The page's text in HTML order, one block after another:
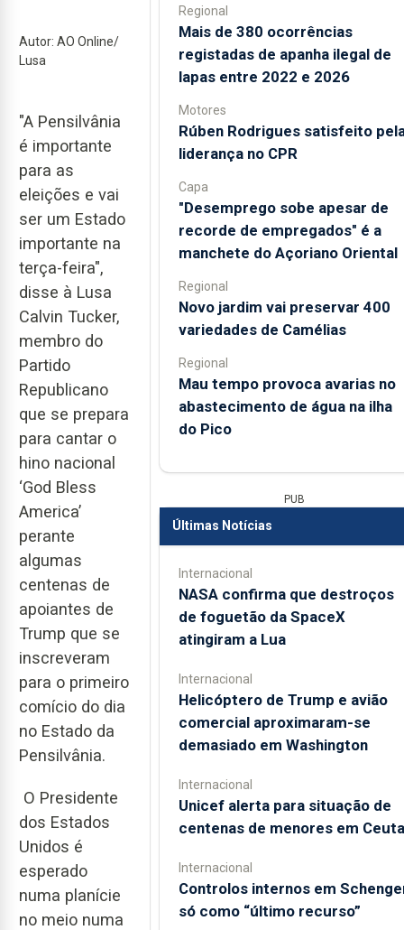
Autor: AO Online/
Lusa
"A Pensilvânia
é importante
para as
eleições e vai
ser um Estado
importante na
terça-feira",
disse à Lusa
Calvin Tucker,
membro do
Partido
Republicano
que se prepara
para cantar o
hino nacional
‘God Bless
America’
perante
algumas
centenas de
apoiantes de
Trump que se
inscreveram
para o primeiro
comício do dia
no Estado da
Pensilvânia.
O Presidente
dos Estados
Unidos é
esperado
numa planície
no meio numa
Regional
Mais de 380 ocorrências
registadas de apanha ilegal de
lapas entre 2022 e 2026
Motores
Rúben Rodrigues satisfeito
liderança no CPR
Capa
"Desemprego sobe apesar de
recorde de empregados" é a
manchete do Açoriano Oriental
Regional
Novo jardim vai preservar 400
variedades de Camélias
Regional
Mau tempo provoca avarias no
abastecimento de água na ilha
do Pico
PUB
Últimas Notícias
Internacional
NASA confirma que destroços
de foguetão da SpaceX
atingiram a Lua
Internacional
Helicóptero de Trump e avião
comercial aproximaram-se
demasiado em Washington
Internacional
Unicef alerta para situação de
centenas de menores em Ceuta
Internacional
Controlos internos em
só como “último recurso”